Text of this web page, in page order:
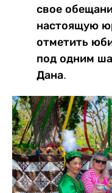
свое
настоящую
отметить
под одним
Дана.